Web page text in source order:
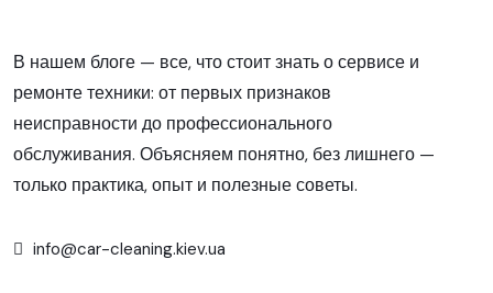
В нашем блоге — все, что стоит знать о сервисе и
ремонте техники: от первых признаков
неисправности до профессионального
обслуживания. Объясняем понятно, без лишнего —
только практика, опыт и полезные советы.
info@car-cleaning.kiev.ua